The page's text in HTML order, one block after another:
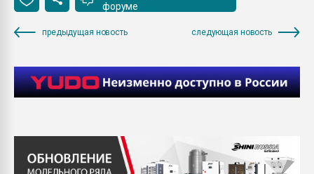
форуме
предыдущая новость следующая новость